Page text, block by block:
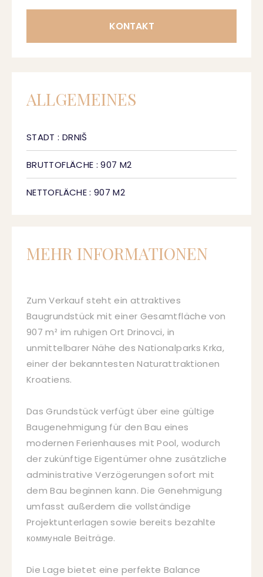
KONTAKT
ALLGEMEINES
STADT : DRNIŠ
BRUTTOFLÄCHE : 907 M2
NETTOFLÄCHE : 907 M2
MEHR INFORMATIONEN
Zum Verkauf steht ein attraktives
Baugrundstück mit einer Gesamtfläche von
907 m² im ruhigen Ort Drinovci, in
unmittelbarer Nähe des Nationalparks Krka,
einer der bekanntesten Naturattraktionen
Kroatiens.
Das Grundstück verfügt über eine gültige
Baugenehmigung für den Bau eines
modernen Ferienhauses mit Pool, wodurch
der zukünftige Eigentümer ohne zusätzliche
administrative Verzögerungen sofort mit
dem Bau beginnen kann. Die Genehmigung
umfasst außerdem die vollständige
Projektunterlagen sowie bereits bezahlte
коммунale Beiträge.
Die Lage bietet eine perfekte Balance